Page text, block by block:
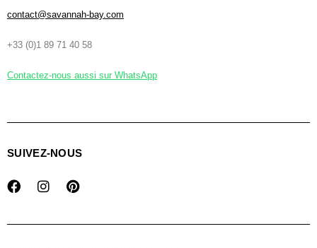
contact@savannah-bay.com
+33 (0)1 89 71 40 58
Contactez-nous aussi sur WhatsApp
SUIVEZ-NOUS